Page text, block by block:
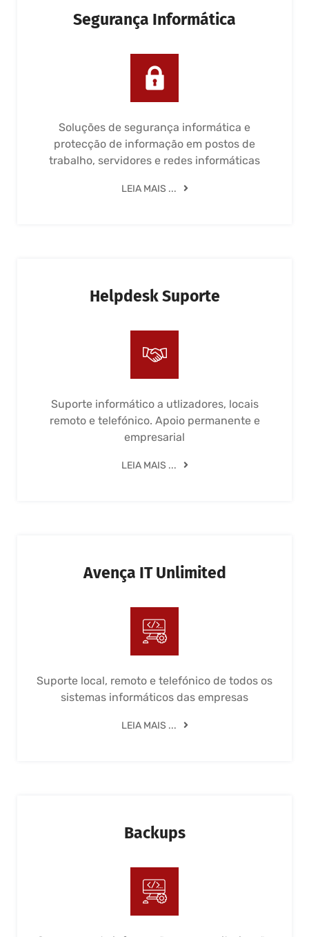
Segurança Informática
Soluções de segurança informática e
protecção de informação em postos de
trabalho, servidores e redes informáticas
LEIA MAIS ...
Helpdesk Suporte
Suporte informático a utlizadores, locais
remoto e telefónico. Apoio permanente e
empresarial
LEIA MAIS ...
Avença IT Unlimited
Suporte local, remoto e telefónico de todos os
sistemas informáticos das empresas
LEIA MAIS ...
Backups